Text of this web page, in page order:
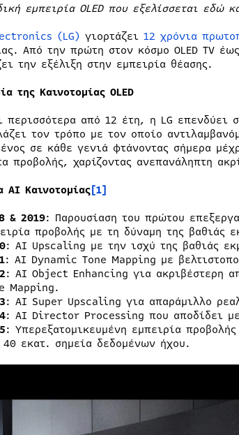
εμπειρία OLED που εξελίσσεται εδώ
(LG) γιορτάζει 12 χρόνια
Από την πρώτη στον κόσμο OLED TV
την εξέλιξη στην εμπειρία θέασης.
της Καινοτομίας OLED
περισσότερα από 12 έτη, η LG επενδύει
τον τρόπο με τον οποίο
σε κάθε γενιά φτάνοντας σήμερα
προβολής, χαρίζοντας ανεπανάληπτη
AI Καινοτομίας[1]
& 2019: Παρουσίαση του πρώτου
προβολής με τη δύναμη της βαθιάς
: AI Upscaling με την ισχύ της βαθιάς
: AI Dynamic Tone Mapping με
: AI Object Enhancing για ακριβέστερη
Mapping.
: AI Super Upscaling για απαράμιλλο
: AI Director Processing που αποδίδει με
: Υπερεξατομικευμένη εμπειρία
40 εκατ. σημεία δεδομένων ήχου.